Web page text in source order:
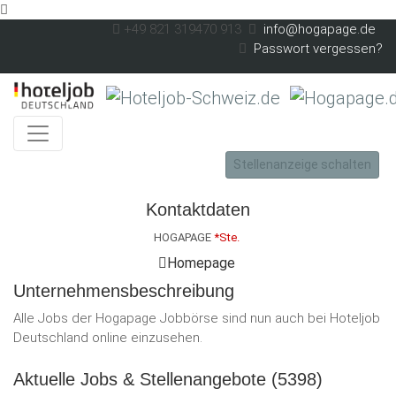
Skip to main content
+49 821 319470 913
info@hogapage.de
Passwort vergessen?
Stellenanzeige schalten
Kontaktdaten
HOGAPAGE *Ste.
Homepage
Unternehmensbeschreibung
Alle Jobs der Hogapage Jobbörse sind nun auch bei Hoteljob
Deutschland online einzusehen.
Aktuelle Jobs & Stellenangebote (5398)